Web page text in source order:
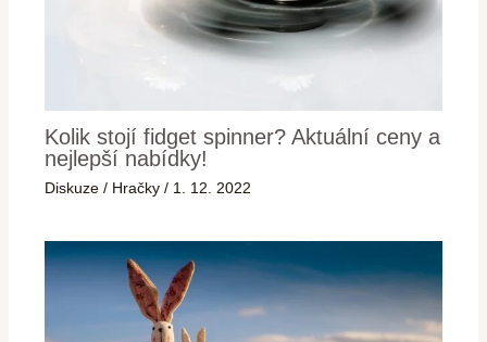
Kolik stojí fidget spinner? Aktuální ceny a
nejlepší nabídky!
Diskuze / Hračky / 1. 12. 2022